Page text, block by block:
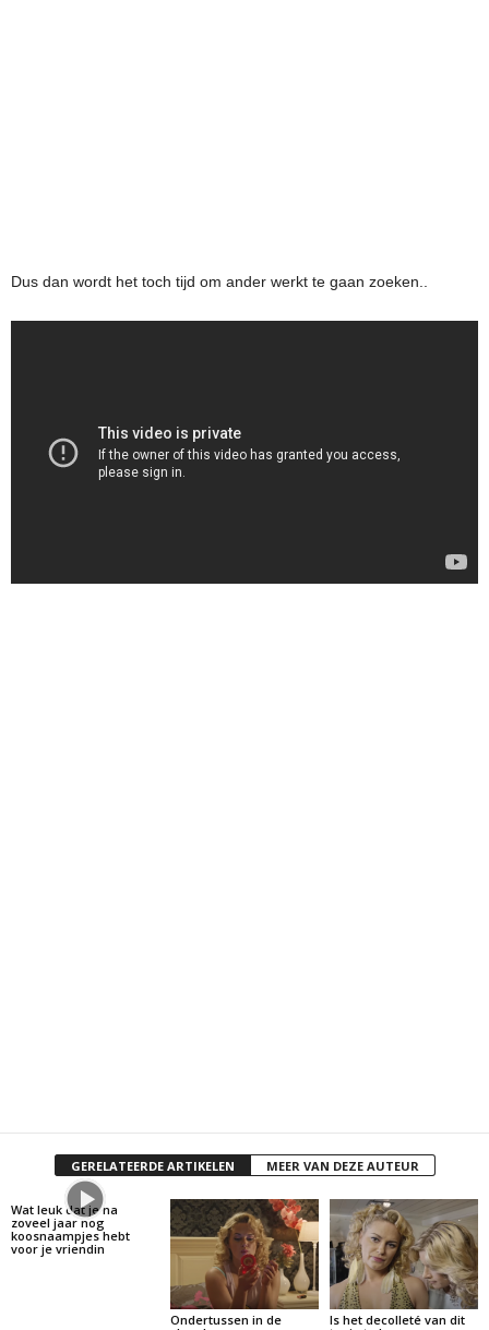
Dus dan wordt het toch tijd om ander werkt te gaan zoeken..
GERELATEERDE ARTIKELEN MEER VAN DEZE AUTEUR
Wat leuk dat je na
zoveel jaar nog
koosnaampjes hebt
voor je vriendin
Ondertussen in de
Is het decolleté van dit